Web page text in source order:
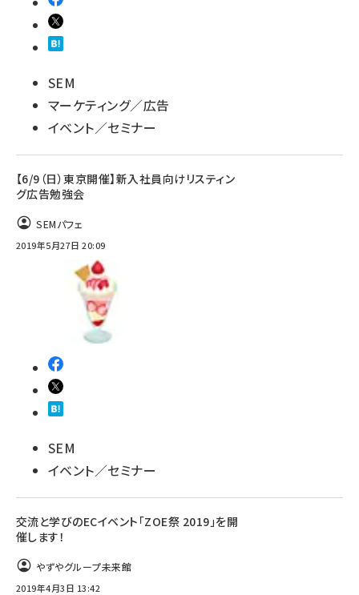
SEM
マーケティング／広告
イベント／セミナー
【6/9（日）東京開催】新入社員向けリスティン
グ広告勉強会
SEMパフェ
2019年5月27日 20:09
SEM
イベント／セミナー
交流と学びのECイベント「ZOE祭 2019」を開
催します！
やずやグループ未来館
2019年4月3日 13:42